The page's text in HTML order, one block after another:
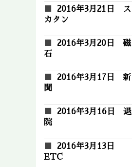
2016年3月21日 ス
カタン
2016年3月20日 磁
石
2016年3月17日 新
聞
2016年3月16日 退
院
2016年3月13日
ETC